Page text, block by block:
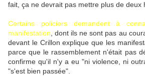
fait, ça ne devrait pas mettre plus de deux
Certains policiers demandent à
manifestation , dont ils ne sont pas au
devant le Crillon explique que les
parce que le rassemblement n'était pas
confirme qu'il n'y a eu "ni violence, ni
"s'est bien passée".